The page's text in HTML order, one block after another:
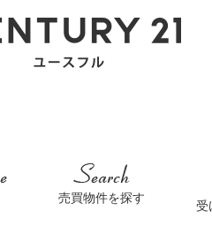
売買物件を探す
受